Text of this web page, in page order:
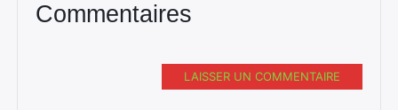
Commentaires
LAISSER UN COMMENTAIRE